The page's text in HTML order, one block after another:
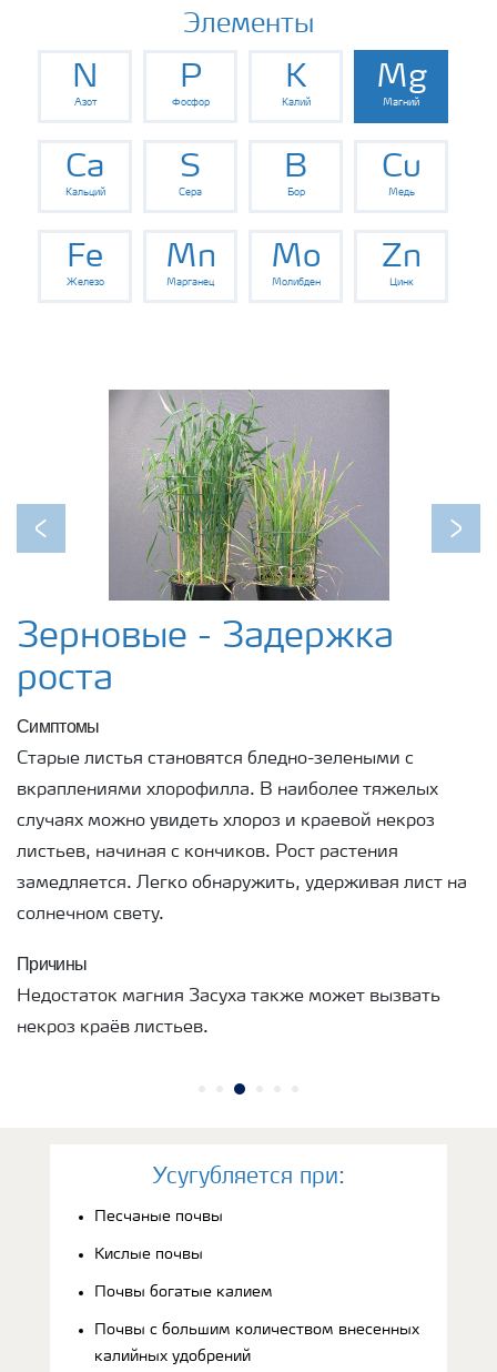
Инструменты и сервисы
Хранение удобрений и их безопасность
Элементы
N
Азот
P
Фосфор
K
Калий
Mg
Магний
Ca
Кальций
S
Сера
B
Бор
Cu
Медь
Fe
Железо
Mn
Марганец
Mo
Молибден
Zn
Цинк
Previous Next
Зерновые - Задержка
роста
Симптомы
Старые листья становятся бледно-зелеными с
вкраплениями хлорофилла. В наиболее тяжелых
случаях можно увидеть хлороз и краевой некроз
листьев, начиная с кончиков. Рост растения
замедляется. Легко обнаружить, удерживая лист на
солнечном свету.
Причины
Недостаток магния Засуха также может вызвать
некроз краёв листьев.
Усугубляется при:
Песчаные почвы
Кислые почвы
Почвы богатые калием
Почвы с большим количеством внесенных
калийных удобрений